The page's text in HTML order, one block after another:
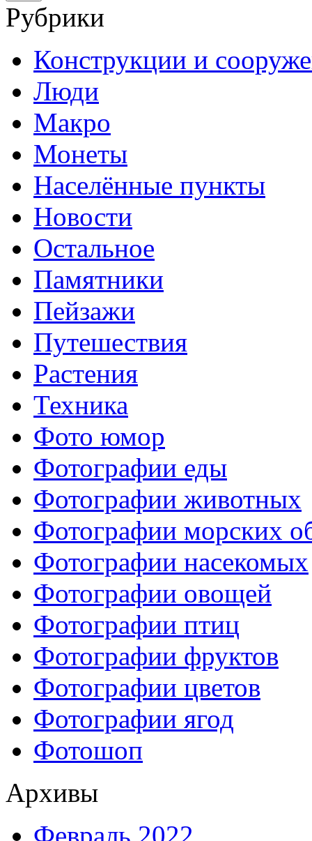
Рубрики
Конструкции и
Люди
Макро
Монеты
Населённые пункты
Новости
Остальное
Памятники
Пейзажи
Путешествия
Растения
Техника
Фото юмор
Фотографии еды
Фотографии животных
Фотографии морских
Фотографии насекомых
Фотографии овощей
Фотографии птиц
Фотографии фруктов
Фотографии цветов
Фотографии ягод
Фотошоп
Архивы